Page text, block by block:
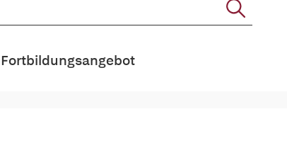
Fortbildungsangebot